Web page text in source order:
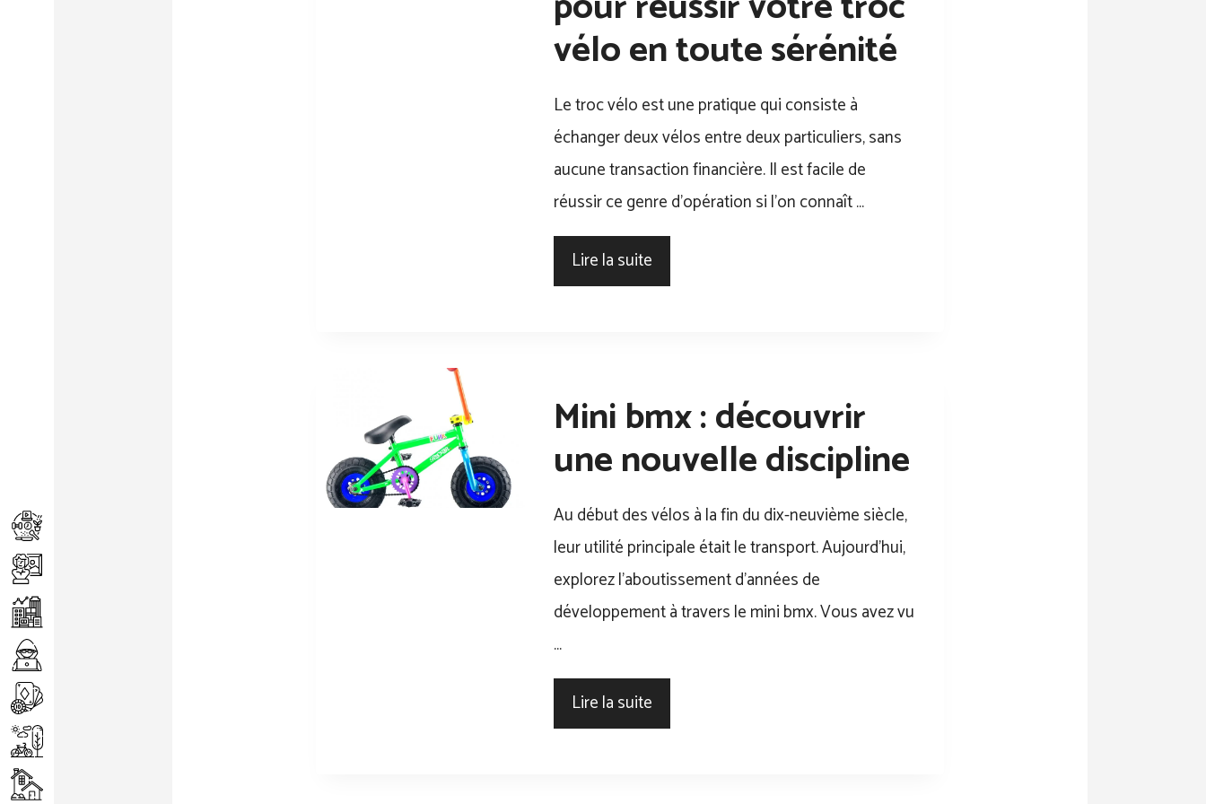
Jeux
Loisirs
Maison
vélo en toute sérénité
Le troc vélo est une pratique qui consiste à
échanger deux vélos entre deux particuliers, sans
aucune transaction financière. Il est facile de
réussir ce genre d’opération si l’on connaît …
Lire la suite
Mini bmx : découvrir
une nouvelle discipline
Au début des vélos à la fin du dix-neuvième siècle,
leur utilité principale était le transport. Aujourd’hui,
explorez l’aboutissement d’années de
développement à travers le mini bmx. Vous avez vu
…
Lire la suite